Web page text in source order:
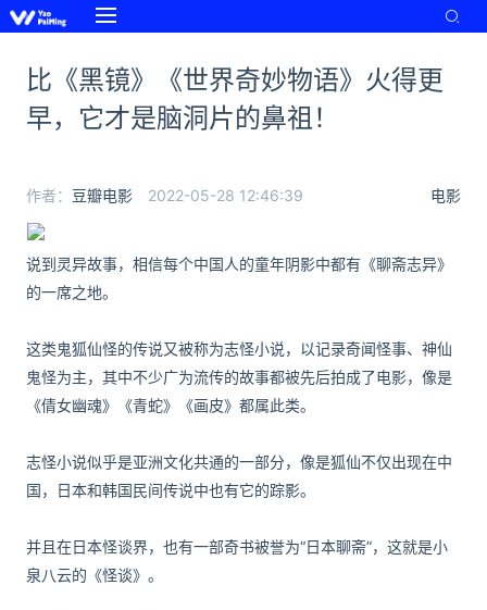
比《黑镜》《世界奇妙物语》火得更
早，它才是脑洞片的鼻祖！
电影
作者： 豆瓣电影 2022-05-28 12:46:39
说到灵异故事，相信每个中国人的童年阴影中都有《聊斋志异》
的一席之地。
这类鬼狐仙怪的传说又被称为志怪小说，以记录奇闻怪事、神仙
鬼怪为主，其中不少广为流传的故事都被先后拍成了电影，像是
《倩女幽魂》《青蛇》《画皮》都属此类。
志怪小说似乎是亚洲文化共通的一部分，像是狐仙不仅出现在中
国，日本和韩国民间传说中也有它的踪影。
并且在日本怪谈界，也有一部奇书被誉为“日本聊斋”，这就是小
泉八云的《怪谈》。